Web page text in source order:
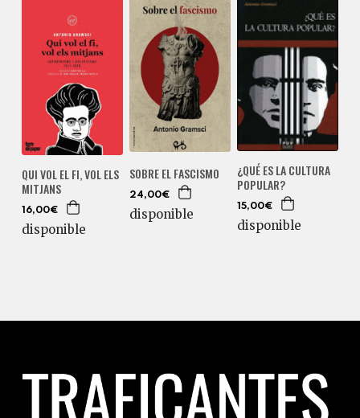
QUI VOL EL FI, VOL ELS
MITJANS
16,00€
disponible
SOBRE EL FASCISMO
24,00€
disponible
¿QUÉ ES LA CULTURA
POPULAR?
15,00€
disponible